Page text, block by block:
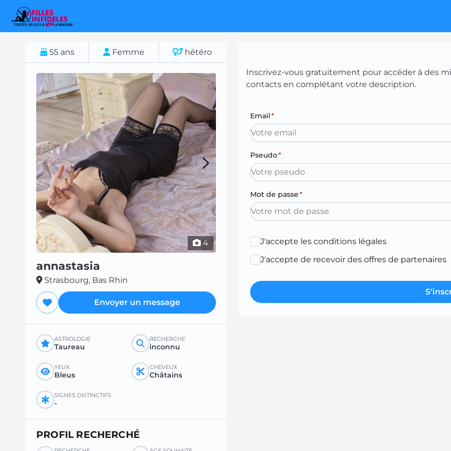
55 ans Femme hétéro
4
annastasia
Strasbourg, Bas Rhin
Envoyer un message
ASTROLOGIE
Taureau
RECHERCHE
inconnu
YEUX
Bleus
CHEVEUX
Châtains
SIGNES DISTINCTIFS
-
PROFIL RECHERCHÉ
Inscrivez-vous gratuitement pour accéder à des
contacts en complétant votre description.
Email*
Pseudo*
Mot de passe*
J'accepte les conditions légales
J'accepte de recevoir des offres de partenaires